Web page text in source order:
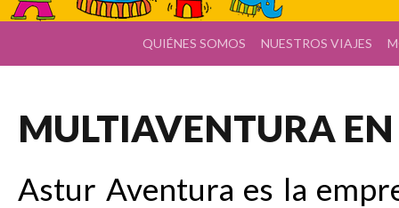
QUIÉNES SOMOS NUESTROS VIAJES
MULTIAVENTURA
Astur Aventura es la